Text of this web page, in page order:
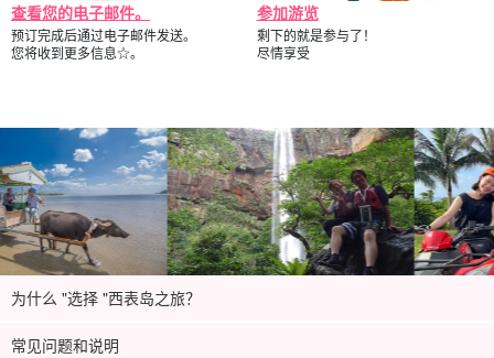
查看您的电子邮件。
预订完成后通过电子邮件发送。
您将收到更多信息☆。
参加游览
剩下的就是参与了！
尽情享受
为什么 "选择 "西表岛之旅？
常见问题和说明